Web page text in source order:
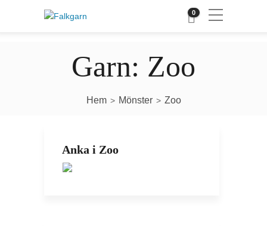
0
Garn: Zoo
Hem > Mönster > Zoo
Anka i Zoo